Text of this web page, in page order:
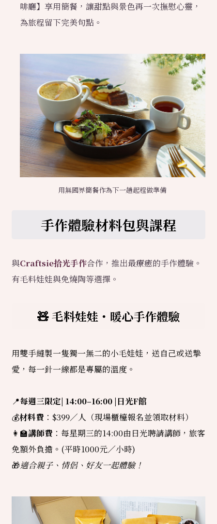
啡廳】享用簡餐，讓甜點與景色再一次撫慰心靈，
為旅程留下完美句點。
用無國界簡餐作為下一趟起程做準備
手作體驗材料包與課程
與Craftsie拾光手作合作，推出最療癒的手作體驗。
有毛料娃娃與免燒陶等選擇。
🧸 毛料娃娃・暖心手作體驗
用雙手縫製一隻獨一無二的小毛娃娃，送自己或送摯
愛，每一針一線都是專屬的溫度。
📍每週三限定| 14:00–16:00 | 日光F館
💰材料費 ：$399／人（現場櫃檯報名並領取材料）
👩‍🏫講師費 ：每星期三的14:00由日光聘請講師，旅客
免額外負擔。(平時1000元／小時)
🎁適合親子、情侶、好友一起體驗！